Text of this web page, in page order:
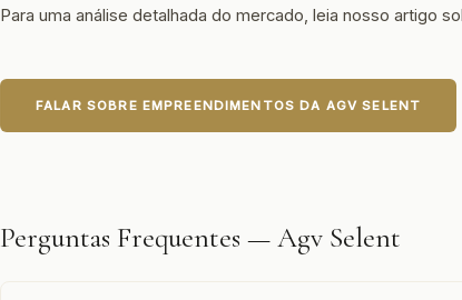
Para uma análise detalhada do mercado, leia nosso artigo
FALAR SOBRE EMPREENDIMENTOS DA AGV SELENT
Perguntas Frequentes — Agv Selent